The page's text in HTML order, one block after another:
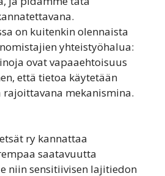
on kuitenkin olennaista
yhteistyöhalua:
ovat vapaaehtoisuus
että tietoa käytetään
rajoittavana mekanismina.
ry kannattaa
saatavuutta
niin sensitiivisen lajitiedon